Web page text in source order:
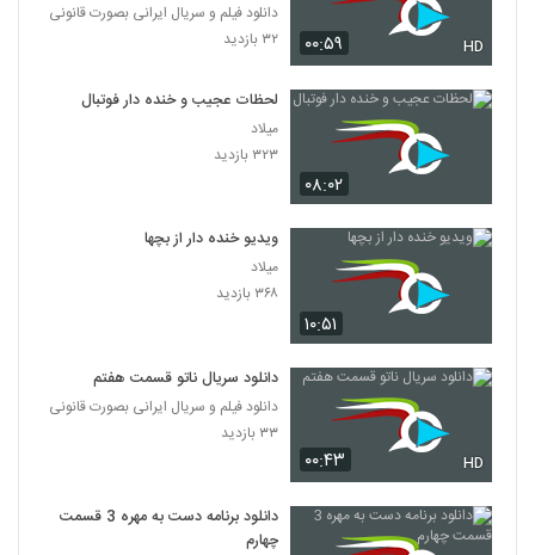
۰۰:۵۹ HD
دانلود فیلم و سریال ایرانی بصورت قانونی
۳۲ بازدید
۰۸:۰۲
لحظات عجیب و خنده دار فوتبال
میلاد
۳۲۳ بازدید
۱۰:۵۱
ویدیو خنده دار از بچها
میلاد
۳۶۸ بازدید
۰۰:۴۳ HD
دانلود سریال ناتو قسمت هفتم
دانلود فیلم و سریال ایرانی بصورت قانونی
۳۳ بازدید
دانلود برنامه دست به مهره 3 قسمت
چهارم